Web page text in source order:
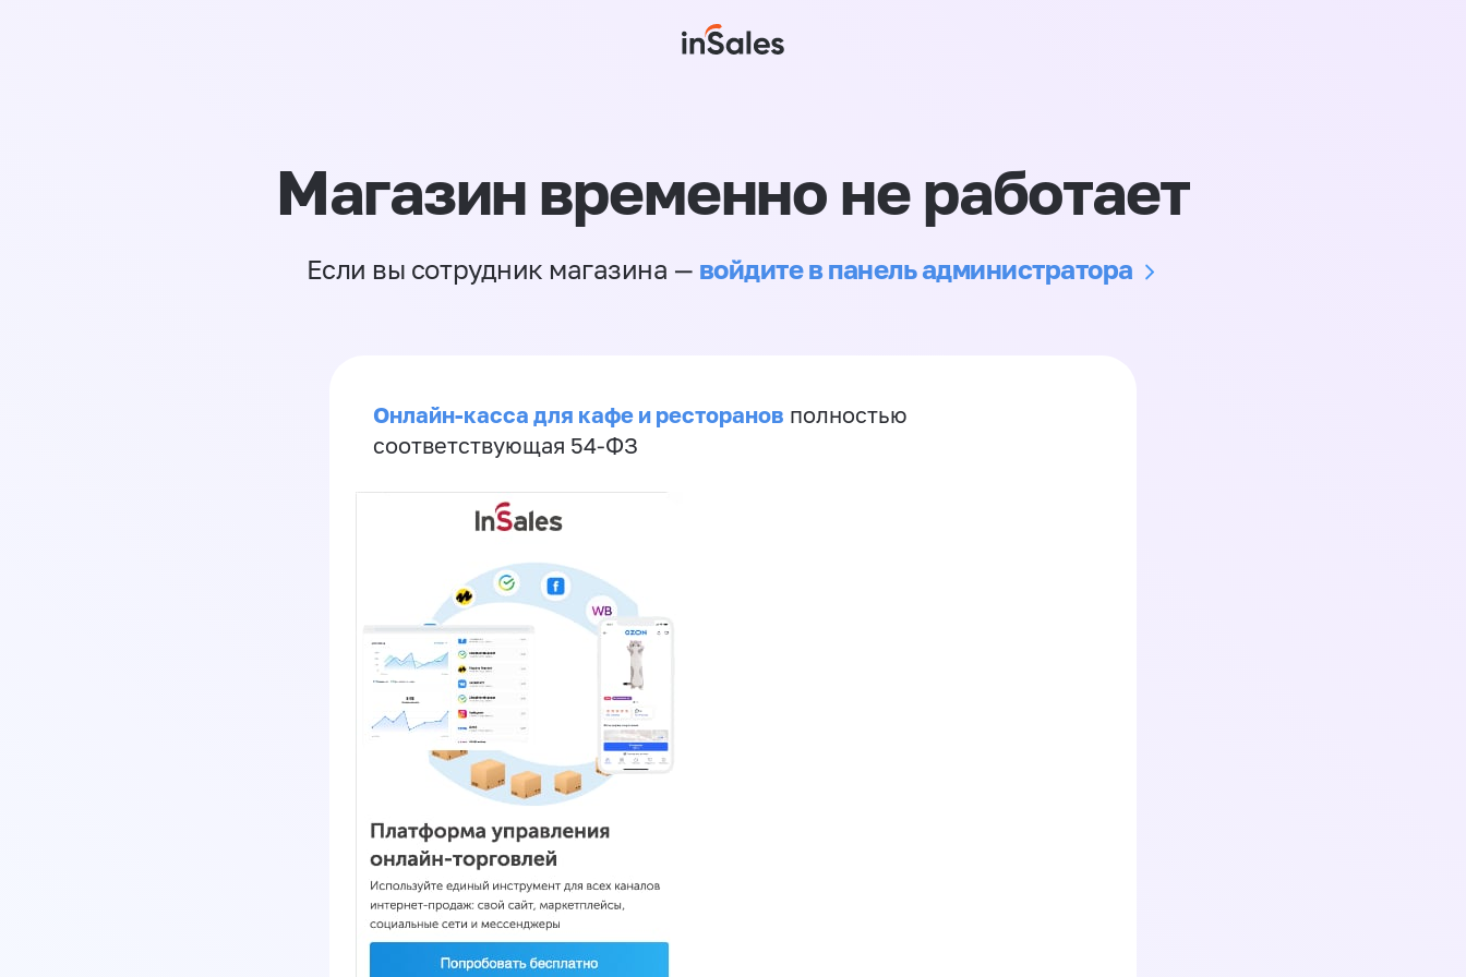
Магазин временно не работает
Если вы сотрудник магазина — войдите в панель администратора
Онлайн-касса для кафе и ресторанов полностью
соответствующая 54-ФЗ